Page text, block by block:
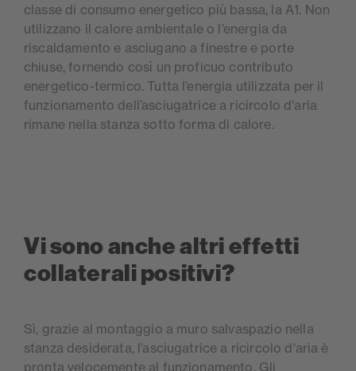
classe di consumo energetico più bassa, la A1. Non
utilizzano il calore ambientale o l’energia da
riscaldamento e asciugano a finestre e porte
chiuse, fornendo così un proficuo contributo
energetico-termico. Tutta l’energia utilizzata per il
funzionamento dell’asciugatrice a ricircolo d'aria
rimane nella stanza sotto forma di calore.
Vi sono anche altri effetti
collaterali positivi?
Sì, grazie al montaggio a muro salvaspazio nella
stanza desiderata, l’asciugatrice a ricircolo d'aria è
pronta velocemente al funzionamento. Gli